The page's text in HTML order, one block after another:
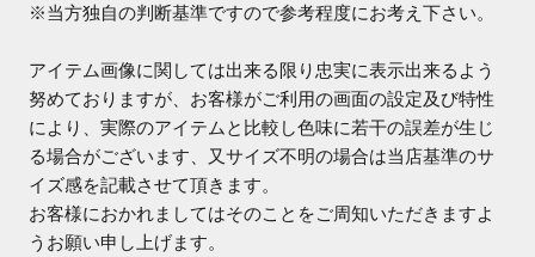
※当方独自の判断基準ですので参考程度にお考え下さい。
アイテム画像に関しては出来る限り忠実に表示出来るよう
努めておりますが、お客様がご利用の画面の設定及び特性
により、実際のアイテムと比較し色味に若干の誤差が生じ
る場合がございます、又サイズ不明の場合は当店基準のサ
イズ感を記載させて頂きます。
お客様におかれましてはそのことをご周知いただきますよ
うお願い申し上げます。